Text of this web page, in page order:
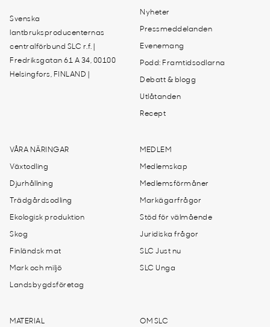
Svenska
lantbruksproducenternas
centralförbund SLC r.f. |
Fredriksgatan 61 A 34, 00100
Helsingfors, FINLAND |
Nyheter
Pressmeddelanden
Evenemang
Podd: Framtidsodlarna
Debatt & blogg
Utlåtanden
Recept
VÅRA NÄRINGAR
Växtodling
Djurhållning
Trädgårdsodling
Ekologisk produktion
Skog
Finländsk mat
Mark och miljö
Landsbygdsföretag
MEDLEM
Medlemskap
Medlemsförmåner
Markägarfrågor
Stöd för välmående
Juridiska frågor
SLC Just nu
SLC Unga
MATERIAL OM SLC